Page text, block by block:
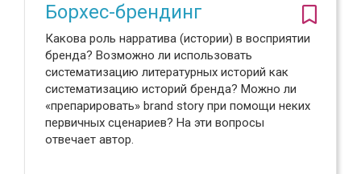
Борхес-брендинг
Какова роль нарратива (истории) в восприятии
бренда? Возможно ли использовать
систематизацию литературных историй как
систематизацию историй бренда? Можно ли
«препарировать» brand story при помощи неких
первичных сценариев? На эти вопросы
отвечает автор.